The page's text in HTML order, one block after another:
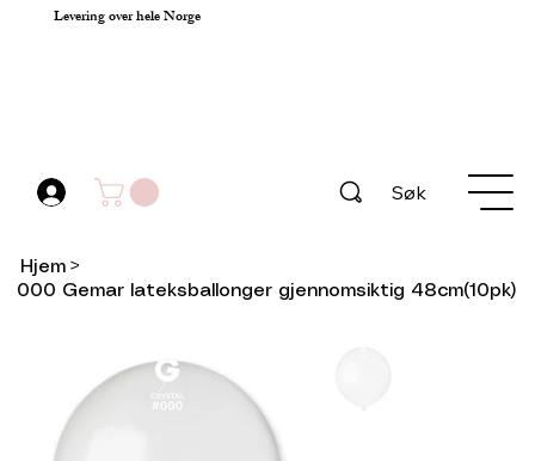
Levering over hele Norge
Søk
Hjem >
000 Gemar lateksballonger gjennomsiktig 48cm(10pk)